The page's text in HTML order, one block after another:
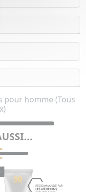
pour homme (Tous